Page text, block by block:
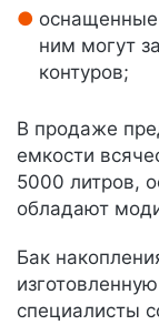
ним могут
контуров;
В продаже
емкости
5000 литров,
обладают
Бак
специалисты